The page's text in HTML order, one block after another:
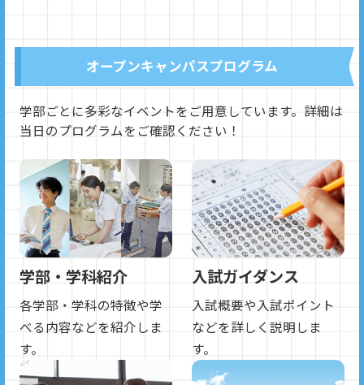
オープンキャンパスプログラム
学部ごとに多彩なイベントをご用意しています。詳細は
当日のプログラムをご確認ください！
学部・学科紹介
各学部・学科の特徴や学
べる内容などを紹介しま
す。
入試ガイダンス
入試概要や入試ポイント
などを詳しく説明しま
す。